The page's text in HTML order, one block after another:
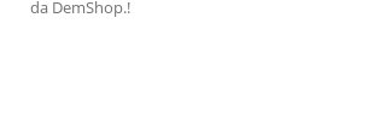
da DemShop.!